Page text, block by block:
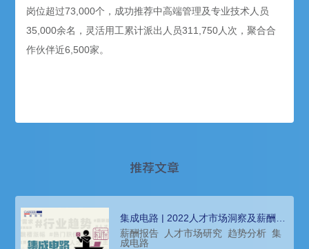
岗位超过73,000个，成功推荐中高端管理及专业技术人员
35,000余名，灵活用工累计派出人员311,750人次，聚合合
作伙伴近6,500家。
推荐文章
集成电路 | 2022人才市场洞察及薪酬指
南
薪酬报告 人才市场研究 趋势分析 集
成电路